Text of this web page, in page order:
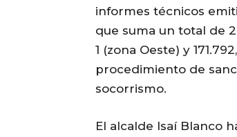
informes técnicos
que suma un total de
1 (zona Oeste) y
procedimiento de
socorrismo.
El alcalde Isaí Blanco